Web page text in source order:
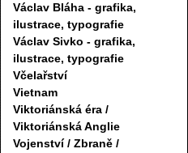
Václav Bláha - grafika,
ilustrace, typografie
Václav Sivko - grafika,
ilustrace, typografie
Včelařství
Vietnam
Viktoriánská éra /
Viktoriánská Anglie
Vojenství / Zbraně /